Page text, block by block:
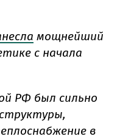
мощнейший
с начала
РФ был сильно
в